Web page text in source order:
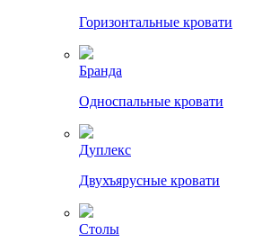
Горизонтальные кровати
Бранда
Односпальные кровати
Дуплекс
Двухъярусные кровати
Столы